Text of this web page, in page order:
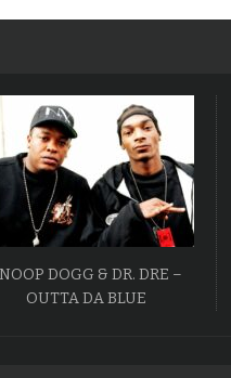
DOGG & DR. DRE –
OUTTA DA BLUE